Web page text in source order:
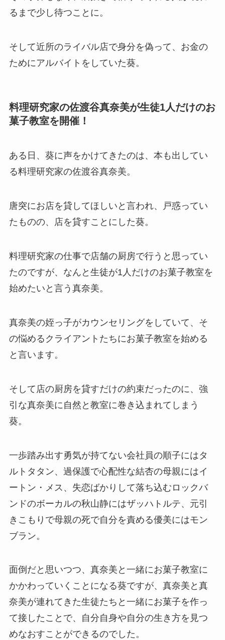
るまで少し待つことに。
そして近所のライバル店で身分を偽って、お金の
ためにアルバイトをしていた葵。
料理研究家の佐渡谷真奈美が生徒1人だけのお
菓子教室を開催！
ある日、葵に声をかけてきたのは、本も出してい
る料理研究家の佐渡谷真奈美。
唐突にお店を貸してほしいと言われ、戸惑ってい
たものの、店を貸すことにした葵。
料理研究家の仕事で店舗の厨房で行うと思ってい
たのですが、なんと生徒が1人だけのお菓子教室を
始めたいと言う真奈美。
真奈美の姪っ子がカウンセリングをしていて、そ
の悩めるクライアントたちにお菓子教室を始める
と言います。
そして店の厨房を貸すだけの約束だったのに、強
引な真奈美に自然と教室に巻き込まれてしまう
葵。
一歩踏み出す勇気が持てない会社員の順子にはタ
ルトタタン、過保護で心配性な結杏の母親にはイ
ートン・メス、失恋ばかりして落ち込むロックバ
ンドのボーカルの秋山静にはザッハトルテ、元引
きこもりで母親の死で自分を責める優美にはモン
ブラン。
面倒だと思いつつ、真奈美と一緒にお菓子教室に
かかわっていくことになる葵ですが、真奈美と真
奈美が連れてきた生徒たちと一緒にお菓子を作っ
て接したことで、自分自身や自分の生き方を見つ
めなおすことができるのでした。